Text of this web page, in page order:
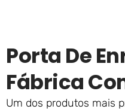
Porta De
Fábrica
Um dos produtos mais